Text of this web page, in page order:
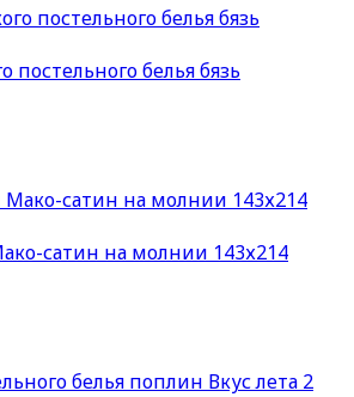
постельного белья бязь
сатин на молнии 143х214